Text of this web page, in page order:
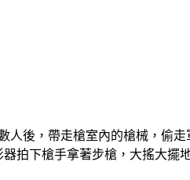
後，帶走槍室內的槍械，偷
拍下槍手拿著步槍，大搖大擺